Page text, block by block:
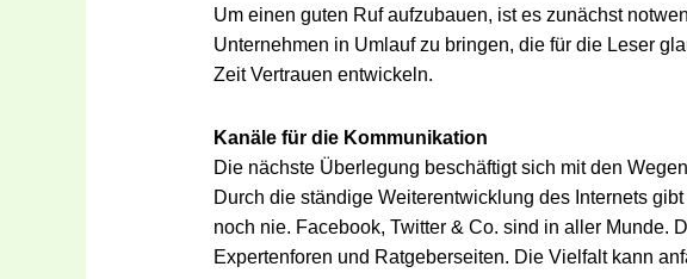
Um einen guten Ruf aufzubauen, ist es zunächst
Unternehmen in Umlauf zu bringen, die für die Leser
Zeit Vertrauen entwickeln.
Kanäle für die Kommunikation
Die nächste Überlegung beschäftigt sich mit den
Durch die ständige Weiterentwicklung des Internets
noch nie. Facebook, Twitter & Co. sind in aller Munde.
Expertenforen und Ratgeberseiten. Die Vielfalt kann